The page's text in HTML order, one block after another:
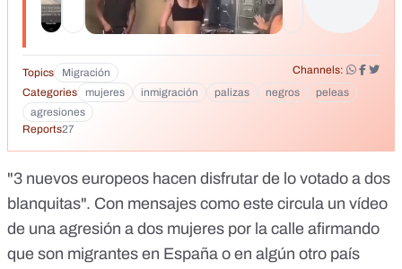
colegio de La Rioja, ambas chorradas para ser usadas como
una "CORTINA DE HUMO" para tapar el verdadero y único
LA VIOLENCIA CONTRA LAS MUJERES IMPORTADA de
países con culturas verdaderamente machistas y violentas
contra las mujeres.
https://www.facebook.com/share/v/1HFHBD8ekq/ Esto es lo
que están trayendo a España... De fondo un audio: Aplaudía
a aquellos que han saltado la valla de Marruecos. Queremos
que vengan con nosotros 🇺🇲 | ATENCIÓN: Dos mujeres
fueron brutalmente golpeadas en Seattle, Estados Unidos.
https://x.com/AlertaMundoNews/status/1700786598034485
321 Con los votos a favor de los peperos y de los sociatas
8 Esa es la expresión de la Cultura Alofoke. Esta vez en
Topics Migración
Channels:
Categories
mujeres inmigración palizas negros
peleas
agresiones
Reports27
"3 nuevos europeos hacen disfrutar de lo votado a dos
blanquitas". Con mensajes como este circula un vídeo
de una agresión a dos mujeres por la calle afirmando
que son migrantes en España o en algún otro país